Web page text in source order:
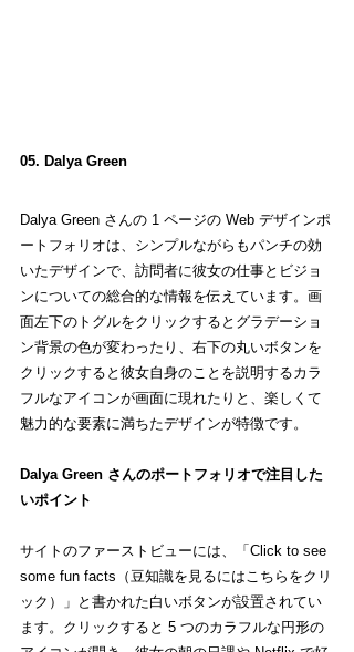
05. Dalya Green
Dalya Green さんの 1 ページの Web デザインポ
ートフォリオは、シンプルながらもパンチの効
いたデザインで、訪問者に彼女の仕事とビジョ
ンについての総合的な情報を伝えています。画
面左下のトグルをクリックするとグラデーショ
ン背景の色が変わったり、右下の丸いボタンを
クリックすると彼女自身のことを説明するカラ
フルなアイコンが画面に現れたりと、楽しくて
魅力的な要素に満ちたデザインが特徴です。
Dalya Green さんのポートフォリオで注目した
いポイント
サイトのファーストビューには、「Click to see
some fun facts（豆知識を見るにはこちらをクリ
ック）」と書かれた白いボタンが設置されてい
ます。クリックすると 5 つのカラフルな円形の